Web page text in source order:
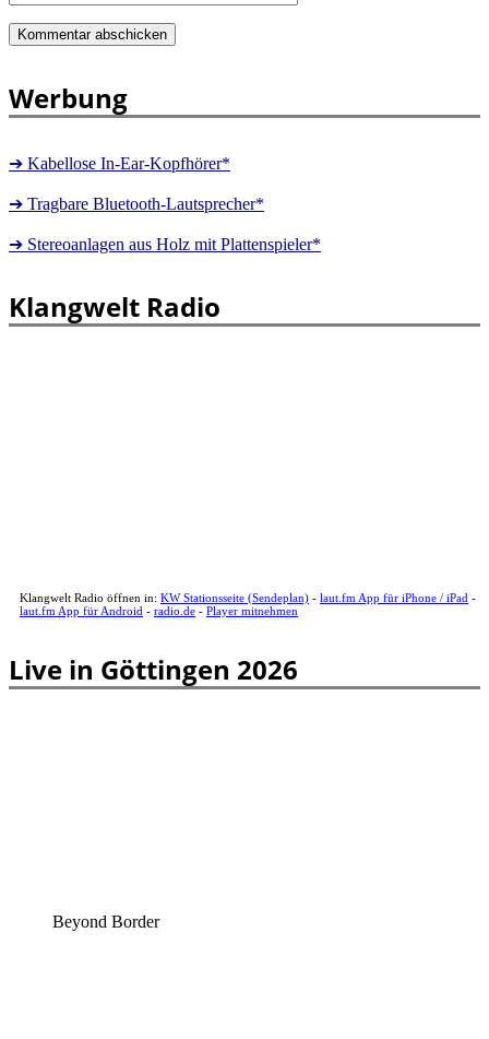
Werbung
➔ Kabellose In-Ear-Kopfhörer*
➔ Tragbare Bluetooth-Lautsprecher*
➔ Stereoanlagen aus Holz mit Plattenspieler*
Klangwelt Radio
Klangwelt Radio öffnen in: KW Stationsseite (Sendeplan) - laut.fm App für iPhone / iPad -
laut.fm App für Android - radio.de - Player mitnehmen
Live in Göttingen 2026
Beyond Border